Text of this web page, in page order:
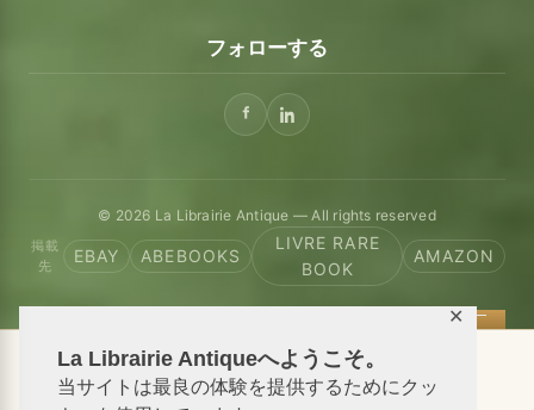
La Librairie Antiqueへようこそ。
当サイトは最良の体験を提供するためにクッ
✕
フォローする
© 2026 La Librairie Antique — All rights reserved
掲載
先
EBAY ABEBOOKS
LIVRE RARE
BOOK
AMAZON
📦 We ship antiquarian books worldwide